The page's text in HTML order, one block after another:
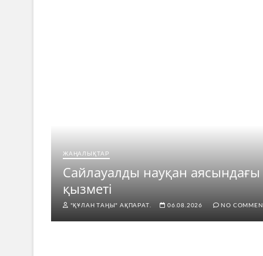
ЖАҢАЛЫҚТАР
Сайлауалды науқан
қызметі
"ҚҰЛАН ТАҢЫ" АҚПАРАТ. 06.08.2026 NO